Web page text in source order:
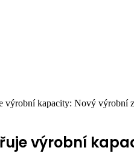
výrobní kapacity: Nový výrobní
výrobní